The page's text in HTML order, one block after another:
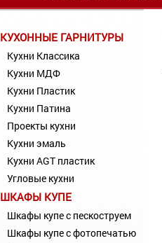
КУХОННЫЕ ГАРНИТУРЫ
Кухни Классика
Кухни МДФ
Кухни Пластик
Кухни Патина
Проекты кухни
Кухни эмаль
Кухни AGT пластик
Угловые кухни
ШКАФЫ КУПЕ
Шкафы купе с пескоструем
Шкафы купе с фотопечатью